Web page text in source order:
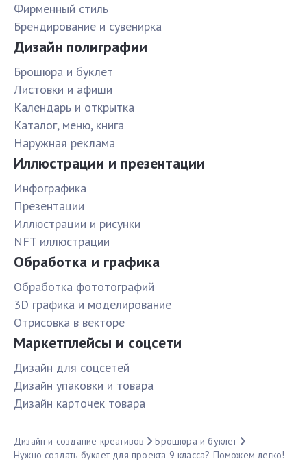
Фирменный стиль
Брендирование и сувенирка
Дизайн полиграфии
Брошюра и буклет
Листовки и афиши
Календарь и открытка
Каталог, меню, книга
Наружная реклама
Иллюстрации и презентации
Инфографика
Презентации
Иллюстрации и рисунки
NFT иллюстрации
Обработка и графика
Обработка фототографий
3D графика и моделирование
Отрисовка в векторе
Маркетплейсы и соцсети
Дизайн для соцсетей
Дизайн упаковки и товара
Дизайн карточек товара
Дизайн и создание креативов
Брошюра и буклет
Нужно создать буклет для проекта 9 класса? Поможем легко!